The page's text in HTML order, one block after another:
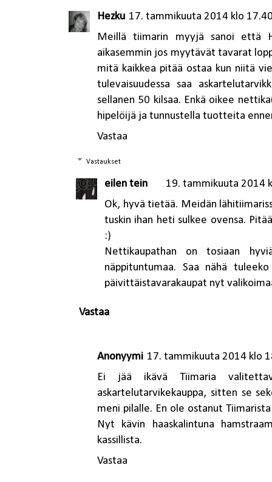
Hezku 17. tammikuuta 2014 klo
Meillä tiimarin myyjä sanoi että
aikasemmin jos myytävät tavarat
mitä kaikkea pitää ostaa kun niitä
tulevaisuudessa saa
sellanen 50 kilsaa. Enkä oikee
hipelöijä ja tunnustella tuotteita
Vastaa
Vastaukset
eilen tein
19. tammikuuta 2014
Ok, hyvä tietää. Meidän
tuskin ihan heti sulkee ovensa.
:)
Nettikaupathan on tosiaan
näppituntumaa. Saa nähä
päivittäistavarakaupat nyt
Vastaa
Anonyymi 17. tammikuuta 2014 klo
Ei jää ikävä Tiimaria
askartelutarvikekauppa, sitten se
meni pilalle. En ole ostanut
Nyt kävin haaskalintuna
kassillista.
Vastaa